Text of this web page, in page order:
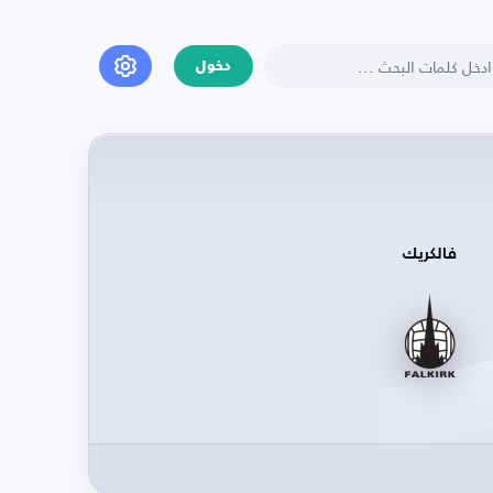
دخول
فالكريك